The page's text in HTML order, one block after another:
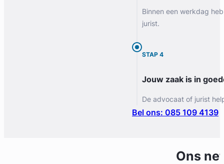
Binnen een werkdag
jurist.
STAP 4
Jouw zaak is in
De advocaat of jurist
Bel ons: 085 109 4139
Ons